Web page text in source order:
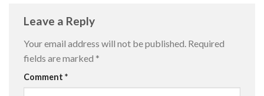
Leave a Reply
Your email address will not be published. Required
fields are marked *
Comment *